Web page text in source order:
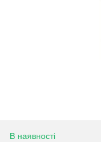
В наявності